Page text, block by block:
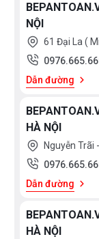
NỘI
61 Đại La (
Dẫn đường
HÀ NỘI
Nguyễn Trãi
Dẫn đường
HÀ NỘI